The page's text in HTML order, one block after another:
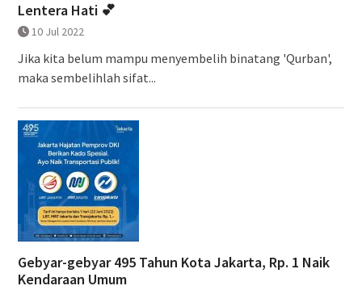
Lentera Hati 💕
10 Jul 2022
Jika kita belum mampu menyembelih binatang 'Qurban',
maka sembelihlah sifat...
Gebyar-gebyar 495 Tahun Kota Jakarta, Rp. 1 Naik
Kendaraan Umum